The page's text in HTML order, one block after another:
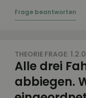
THEORIE FRAGE:
Alle drei
abbiegen.